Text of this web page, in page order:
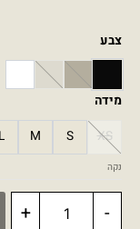
צבע
KHAKI
STONE
מידה
XS
S
M
L
נקה
-
+